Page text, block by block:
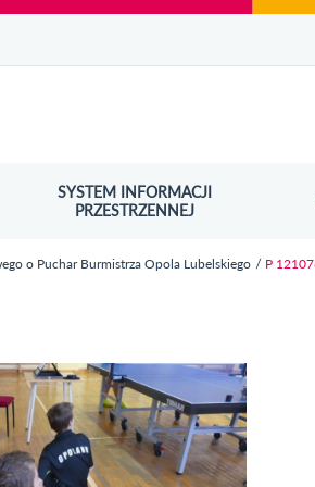
SYSTEM INFORMACJI
PRZESTRZENNEJ
OTWORZY SIĘ W NOWYM OKNIE
o Puchar Burmistrza Opola Lubelskiego P